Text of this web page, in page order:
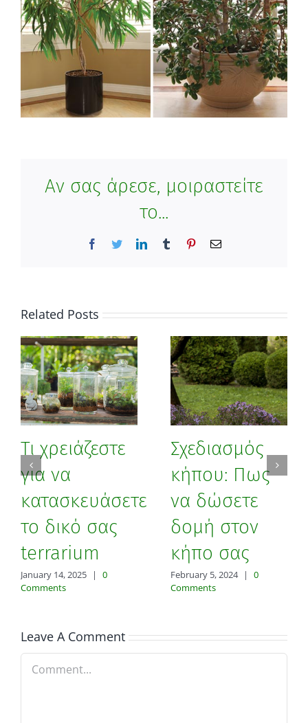
Αν σας άρεσε, μοιραστείτε
το...
Facebook
TwitterLinkedInTumblr PinterestEmail
Related Posts
Τι χρειάζεστε
για να
κατασκευάσετε
το δικό σας
terrarium
January 14, 2025 |
0
Comments
Σχεδιασμός
κήπου: Πως
να δώσετε
δομή στον
κήπο σας
February 5, 2024 |
0
Comments
Leave A Comment
Comment